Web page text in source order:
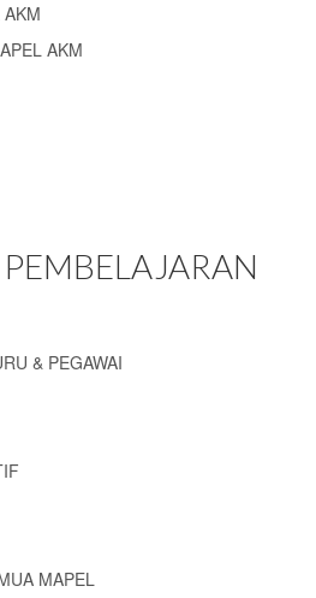
AKM
& PEGAWAI
MAPEL